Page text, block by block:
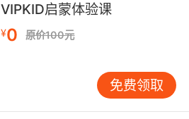
VIPKID启蒙体验课
¥0 原价100元
免费领取